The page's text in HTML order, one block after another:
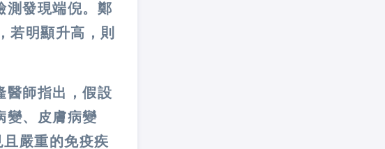
測發現端倪。鄭
若明顯升高，則
醫師指出，假設
變、皮膚病變
嚴重的免疫疾